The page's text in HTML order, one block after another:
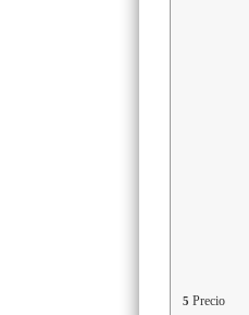
5 Precio